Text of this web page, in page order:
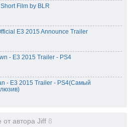
Film by BLR
E3 2015 Announce Trailer
- E3 2015 Trailer - PS4
- E3 2015 Trailer - PS4(Самый
автора Jiff 8